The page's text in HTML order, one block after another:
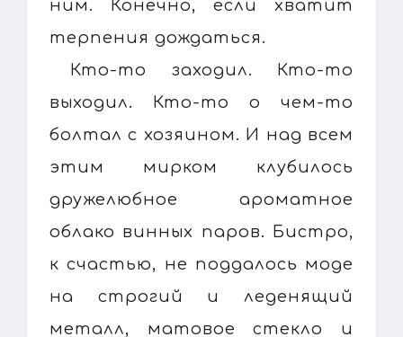
ним. Конечно, если хватит
терпения дождаться.
Кто-то заходил. Кто-то
выходил. Кто-то о чем-то
болтал с хозяином. И над всем
этим мирком клубилось
дружелюбное ароматное
облако винных паров. Бистро,
к счастью, не поддалось моде
на строгий и леденящий
металл, матовое стекло и